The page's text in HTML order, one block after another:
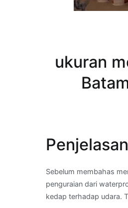
ukuran
Sebelum membahas
penguraian dari
kedap terhadap udara.